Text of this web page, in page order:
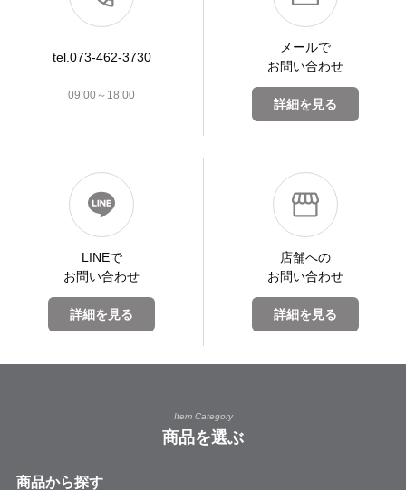
tel.073-462-3730
09:00～18:00
メールで
お問い合わせ
詳細を見る
LINEで
お問い合わせ
詳細を見る
店舗への
お問い合わせ
詳細を見る
Item Category
商品を選ぶ
商品から探す